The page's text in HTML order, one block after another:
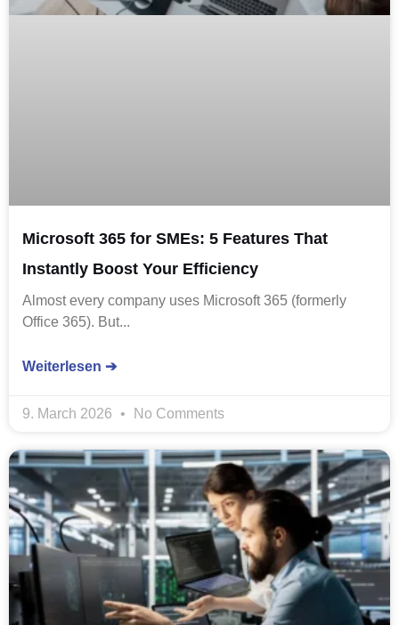
Microsoft 365 for SMEs: 5 Features That
Instantly Boost Your Efficiency
Almost every company uses Microsoft 365 (formerly
Office 365). But...
Weiterlesen ➔
9. March 2026 No Comments